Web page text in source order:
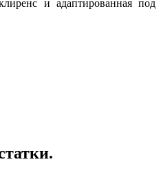
и адаптированная под